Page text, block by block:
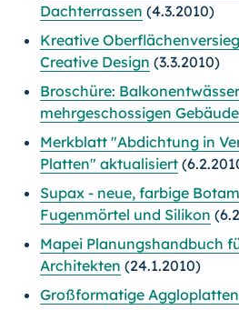
Dachterrassen (4.3.2010)
Kreative
Creative Design (3.3.2010)
Broschüre:
mehrgeschossigen
Merkblatt "Abdichtung in
Platten" aktualisiert
Supax - neue, farbige
Fugenmörtel und Silikon
Mapei Planungshandbuch
Architekten (24.1.2010)
Großformatige